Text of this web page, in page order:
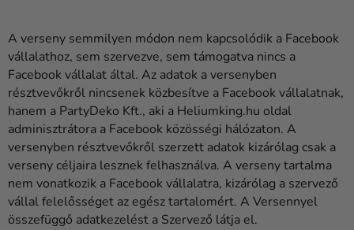
A verseny semmilyen módon nem kapcsolódik a Facebook
vállalathoz, sem szervezve, sem támogatva nincs a
Facebook vállalat által. Az adatok a versenyben
résztvevőkről nincsenek közbesítve a Facebook vállalatnak,
hanem a PartyDeko Kft., aki a Heliumking.hu oldal
adminisztrátora a Facebook közösségi hálózaton. A
versenyben résztvevőkről szerzett adatok kizárólag csak a
verseny céljaira lesznek felhasználva. A verseny tartalma
nem vonatkozik a Facebook vállalatra, kizárólag a szervező
vállal felelősséget az egész tartalomért. A Versennyel
összefüggő adatkezelést a Szervező látja el.